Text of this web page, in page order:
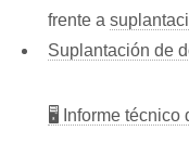
frente a
Suplantación de
🖥 Informe técnico